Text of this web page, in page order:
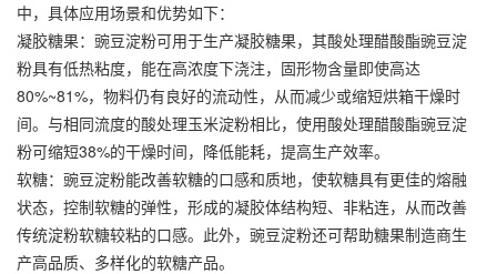
中，具体应用场景和优势如下：
凝胶糖果：豌豆淀粉可用于生产凝胶糖果，其酸处理醋酸酯豌豆淀
粉具有低热粘度，能在高浓度下浇注，固形物含量即使高达
80%~81%，物料仍有良好的流动性，从而减少或缩短烘箱干燥时
间。与相同流度的酸处理玉米淀粉相比，使用酸处理醋酸酯豌豆淀
粉可缩短38%的干燥时间，降低能耗，提高生产效率。
软糖：豌豆淀粉能改善软糖的口感和质地，使软糖具有更佳的熔融
状态，控制软糖的弹性，形成的凝胶体结构短、非粘连，从而改善
传统淀粉软糖较粘的口感。此外，豌豆淀粉还可帮助糖果制造商生
产高品质、多样化的软糖产品。